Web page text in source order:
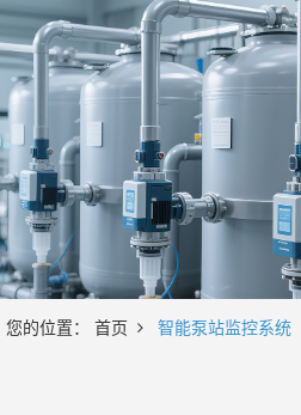
您的位置： 首页 智能泵站监控系统